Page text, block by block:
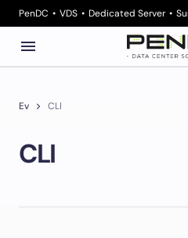
PenDC VDS Dedicated Server
Ev CLI
CLI